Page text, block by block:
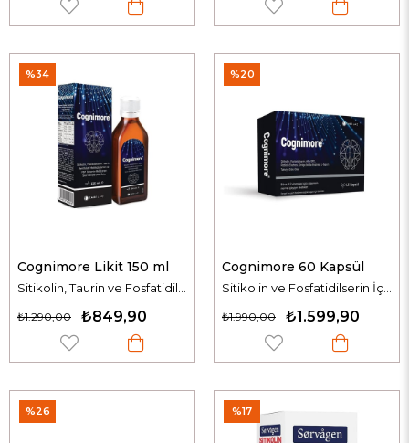
Cognimore Likit 150 ml
Sitikolin, Taurin ve Fosfatidilserin İçeren Sıvı Takviye Edici Gıda
₺849,90
₺1.290,00
%34
Cognimore 60 Kapsül
Sitikolin ve Fosfatidilserin İçeren Takviye Edici Gıda
₺1.599,90
₺1.990,00
%20
%26 %17